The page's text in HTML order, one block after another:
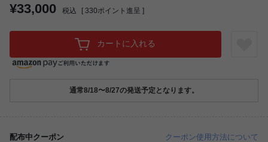
¥33,000 税込 [ 330ポイント進呈 ]
カートに入れる
通常8/18〜8/27の発送予定となります。
配布中クーポン クーポン使用方法について